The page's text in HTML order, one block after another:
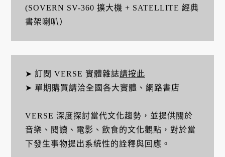
(SOVERN SV-360 擴大機 + SATELLITE 經典
書架喇叭）
➤ 訂閱 VERSE 實體雜誌請按此
➤ 單期購買請洽全國各大實體、網路書店
VERSE 深度探討當代文化趨勢，並提供關於
音樂、閱讀、電影、飲食的文化觀點，對於當
下發生事物提出系統性的詮釋與回應。